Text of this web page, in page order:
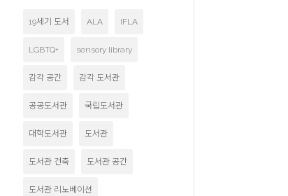
19세기 도서 ALA IFLA
LGBTQ+ sensory library
감각 공간 감각 도서관
공공도서관 국립도서관
대학도서관 도서관
도서관 건축 도서관 공간
도서관 리노베이션